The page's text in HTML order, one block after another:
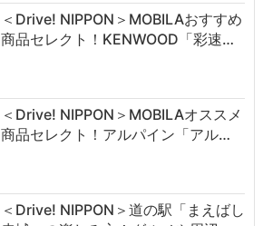
＜Drive! NIPPON＞MOBILAおすすめ
商品セレクト！KENWOOD「彩速…
＜Drive! NIPPON＞MOBILAオススメ
商品セレクト！アルパイン「アル…
＜Drive! NIPPON＞道の駅「まえばし